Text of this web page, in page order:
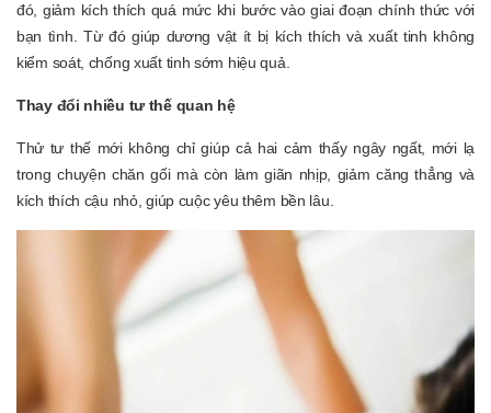
đó, giảm kích thích quá mức khi bước vào giai đoạn chính thức với
bạn tình. Từ đó giúp dương vật ít bị kích thích và xuất tinh không
kiểm soát, chống xuất tinh sớm hiệu quả.
Thay đổi nhiều tư thế quan hệ
Thử tư thế mới không chỉ giúp cả hai cảm thấy ngây ngất, mới lạ
trong chuyện chăn gối mà còn làm giãn nhịp, giảm căng thẳng và
kích thích cậu nhỏ, giúp cuộc yêu thêm bền lâu.